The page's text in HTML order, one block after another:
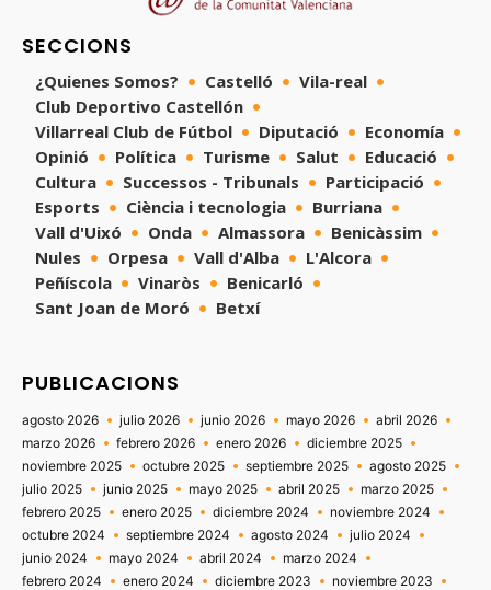
SECCIONS
¿Quienes Somos? Castelló
Vila-real
Club Deportivo Castellón
Villarreal Club de Fútbol
Diputació
Economía
Opinió
Política Turisme Salut
Educació
Cultura
Successos - Tribunals
Participació
Esports
Ciència i tecnologia
Burriana
Vall d'Uixó
Onda Almassora
Benicàssim
Nules
Orpesa Vall d'Alba
L'Alcora
Peñíscola
Vinaròs
Benicarló
Sant Joan de Moró
Betxí
PUBLICACIONS
agosto 2026 julio 2026 junio 2026 mayo 2026
abril 2026
marzo 2026
febrero 2026 enero 2026
diciembre 2025
noviembre 2025
octubre 2025 septiembre 2025
agosto 2025
julio 2025
junio 2025 mayo 2025 abril 2025
marzo 2025
febrero 2025
enero 2025 diciembre 2024
noviembre 2024
octubre 2024
septiembre 2024 agosto 2024
julio 2024
junio 2024
mayo 2024 abril 2024
marzo 2024
febrero 2024
enero 2024 diciembre 2023
noviembre 2023